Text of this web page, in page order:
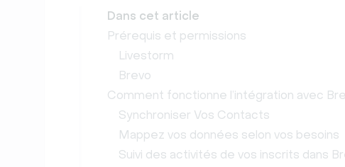
Dans cet article
Prérequis et permissions
Livestorm
Brevo
Comment fonctionne l’intégration avec
Synchroniser Vos Contacts
Mappez vos données selon vos besoins
Suivi des activités de vos inscrits dans